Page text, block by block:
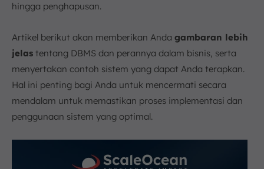
hingga penghapusan.
Artikel berikut akan memberikan Anda gambaran lebih
jelas tentang DBMS dan perannya dalam bisnis, serta
menyertakan contoh sistem yang dapat Anda terapkan.
Hal ini penting bagi Anda untuk mencermati secara
mendalam untuk memastikan proses implementasi dan
penggunaan sistem yang optimal.